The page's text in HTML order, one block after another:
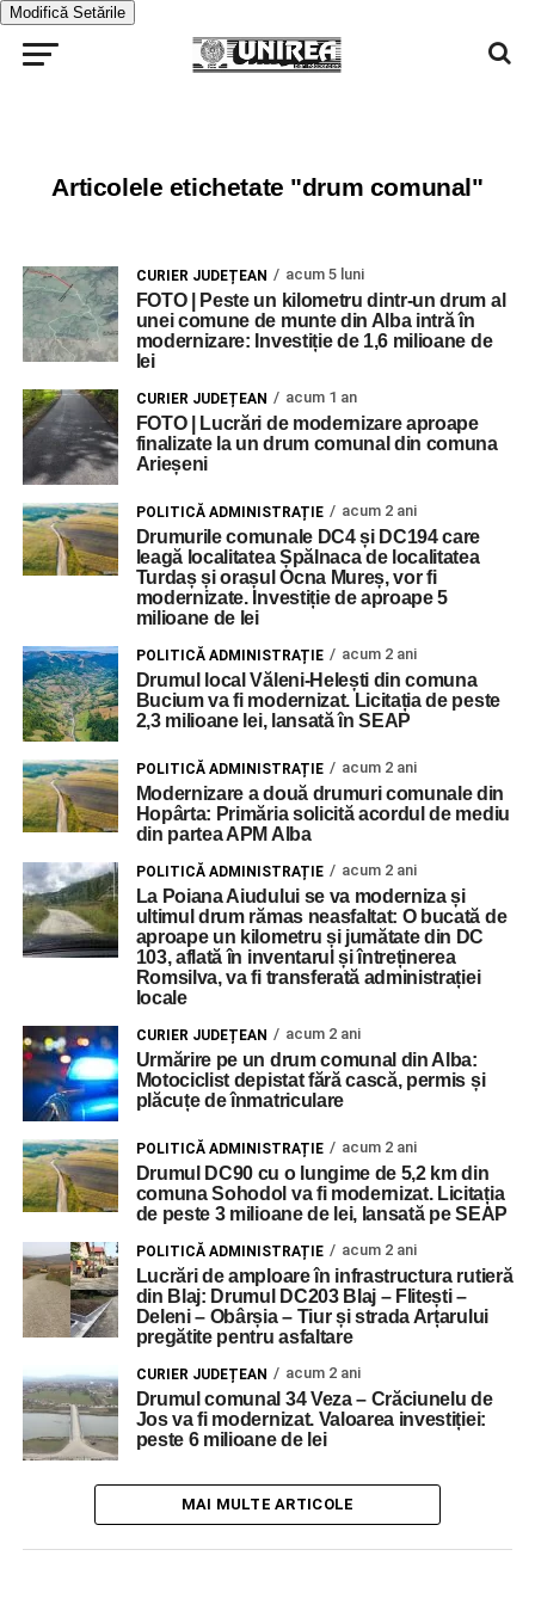
Modifică Setările
Articolele etichetate "drum comunal"
CURIER JUDEȚEAN acum 5 luni
FOTO | Peste un kilometru dintr-un drum al
unei comune de munte din Alba intră în
modernizare: Investiție de 1,6 milioane de
lei
CURIER JUDEȚEAN acum 1 an
FOTO | Lucrări de modernizare aproape
finalizate la un drum comunal din comuna
Arieșeni
POLITICĂ ADMINISTRAȚIE acum 2 ani
Drumurile comunale DC4 și DC194 care
leagă localitatea Șpălnaca de localitatea
Turdaș și orașul Ocna Mureș, vor fi
modernizate. Investiție de aproape 5
milioane de lei
POLITICĂ ADMINISTRAȚIE acum 2 ani
Drumul local Văleni-Helești din comuna
Bucium va fi modernizat. Licitația de peste
2,3 milioane lei, lansată în SEAP
POLITICĂ ADMINISTRAȚIE acum 2 ani
Modernizare a două drumuri comunale din
Hopârta: Primăria solicită acordul de mediu
din partea APM Alba
POLITICĂ ADMINISTRAȚIE acum 2 ani
La Poiana Aiudului se va moderniza și
ultimul drum rămas neasfaltat: O bucată de
aproape un kilometru și jumătate din DC
103, aflată în inventarul și întreținerea
Romsilva, va fi transferată administrației
locale
CURIER JUDEȚEAN acum 2 ani
Urmărire pe un drum comunal din Alba:
Motociclist depistat fără cască, permis și
plăcuțe de înmatriculare
POLITICĂ ADMINISTRAȚIE acum 2 ani
Drumul DC90 cu o lungime de 5,2 km din
comuna Sohodol va fi modernizat. Licitația
de peste 3 milioane de lei, lansată pe SEAP
POLITICĂ ADMINISTRAȚIE acum 2 ani
Lucrări de amploare în infrastructura rutieră
din Blaj: Drumul DC203 Blaj – Flitești –
Deleni – Obârșia – Tiur și strada Arțarului
pregătite pentru asfaltare
CURIER JUDEȚEAN acum 2 ani
Drumul comunal 34 Veza – Crăciunelu de
Jos va fi modernizat. Valoarea investiției:
peste 6 milioane de lei
MAI MULTE ARTICOLE